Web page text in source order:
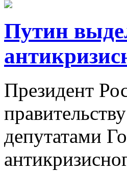
Путин
Президент
депутатами